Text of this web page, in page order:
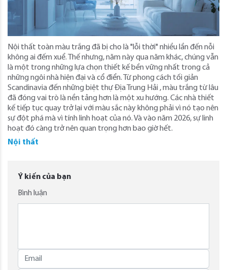
Nội thất toàn màu trắng đã bị cho là "lỗi thời" nhiều lần đến nỗi
không ai đếm xuể. Thế nhưng, năm này qua năm khác, chúng vẫn
là một trong những lựa chọn thiết kế bền vững nhất trong cả
những ngôi nhà hiện đại và cổ điển. Từ phong cách tối giản
Scandinavia đến những biệt thự Địa Trung Hải , màu trắng từ lâu
đã đóng vai trò là nền tảng hơn là một xu hướng. Các nhà thiết
kế tiếp tục quay trở lại với màu sắc này không phải vì nó tạo nên
sự đột phá mà vì tính linh hoạt của nó. Và vào năm 2026, sự linh
hoạt đó càng trở nên quan trọng hơn bao giờ hết.
Nội thất
Ý kiến của bạn
Bình luận